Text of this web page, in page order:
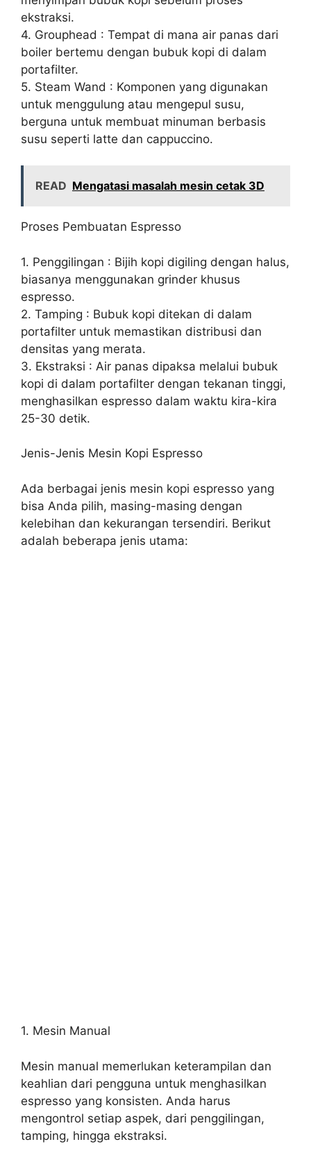
ekstraksi.
4. Grouphead : Tempat di mana air panas dari
boiler bertemu dengan bubuk kopi di dalam
portafilter.
5. Steam Wand : Komponen yang digunakan
untuk menggulung atau mengepul susu,
berguna untuk membuat minuman berbasis
susu seperti latte dan cappuccino.
READ Mengatasi masalah mesin cetak 3D
Proses Pembuatan Espresso
1. Penggilingan : Bijih kopi digiling dengan halus,
biasanya menggunakan grinder khusus
espresso.
2. Tamping : Bubuk kopi ditekan di dalam
portafilter untuk memastikan distribusi dan
densitas yang merata.
3. Ekstraksi : Air panas dipaksa melalui bubuk
kopi di dalam portafilter dengan tekanan tinggi,
menghasilkan espresso dalam waktu kira-kira
25-30 detik.
Jenis-Jenis Mesin Kopi Espresso
Ada berbagai jenis mesin kopi espresso yang
bisa Anda pilih, masing-masing dengan
kelebihan dan kekurangan tersendiri. Berikut
adalah beberapa jenis utama:
1. Mesin Manual
Mesin manual memerlukan keterampilan dan
keahlian dari pengguna untuk menghasilkan
espresso yang konsisten. Anda harus
mengontrol setiap aspek, dari penggilingan,
tamping, hingga ekstraksi.